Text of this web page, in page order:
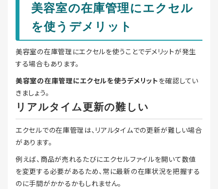
美容室の在庫管理にエクセル
を使うデメリット
美容室の在庫管理にエクセルを使うことでデメリットが発生
する場合もあります。
美容室の在庫管理にエクセルを使うデメリットを確認してい
きましょう。
リアルタイム更新の難しい
エクセルでの在庫管理は、リアルタイムでの更新が難しい場合
があります。
例えば、商品が売れるたびにエクセルファイルを開いて数値
を変更する必要があるため、常に最新の在庫状況を把握する
のに手間がかかるかもしれません。